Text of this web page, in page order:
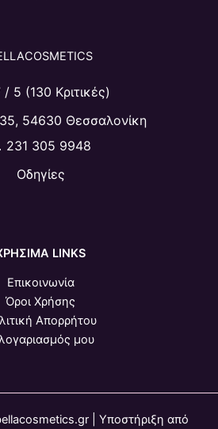
/ 5 (130 Κριτικές)
35, 54630 Θεσσαλονίκη
231 305 9948
Οδηγίες
LINKS
Επικοινωνία
Όροι Χρήσης
Απορρήτου
μου
| Υποστήριξη από